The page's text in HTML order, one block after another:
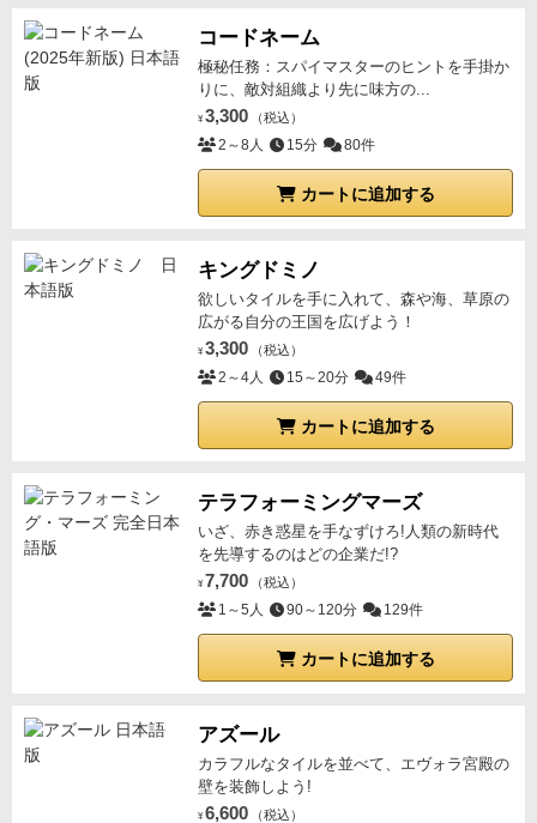
コードネーム
極秘任務：スパイマスターのヒントを手掛か
りに、敵対組織より先に味方の...
¥ 3,300 （税込）
2～8人 15分 80件
カートに追加する
キングドミノ
欲しいタイルを手に入れて、森や海、草原の
広がる自分の王国を広げよう！
¥ 3,300 （税込）
2～4人 15～20分 49件
カートに追加する
テラフォーミングマーズ
いざ、赤き惑星を手なずけろ!人類の新時代
を先導するのはどの企業だ!?
¥ 7,700 （税込）
1～5人 90～120分 129件
カートに追加する
アズール
カラフルなタイルを並べて、エヴォラ宮殿の
壁を装飾しよう!
¥ 6,600 （税込）